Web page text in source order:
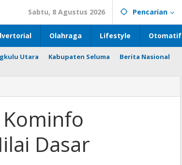
Sabtu, 8 Agustus 2026 Pencarian
Olahraga Lifestyle Otomatif
Utara Kabupaten Seluma Berita Nasional
Dasar